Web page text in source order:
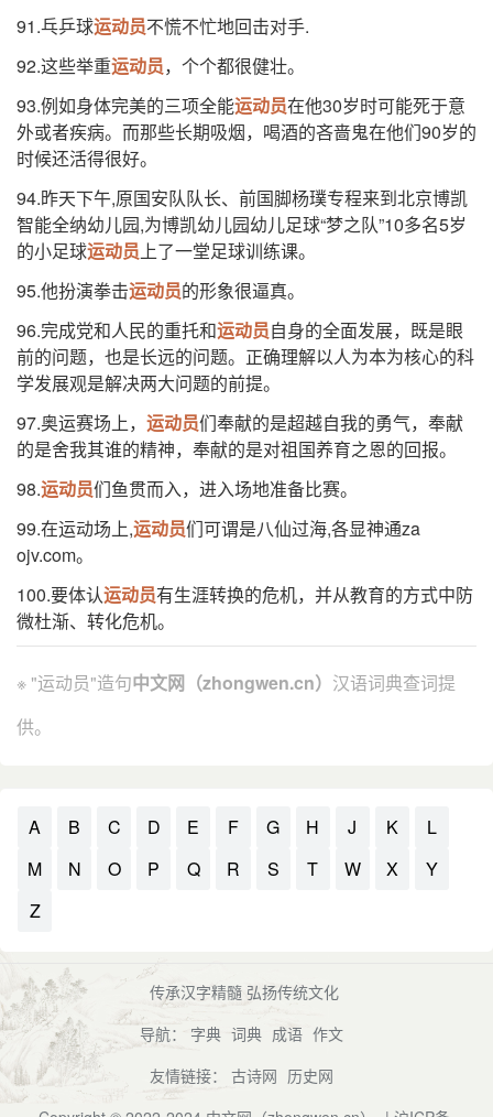
91.乓乒球运动员不慌不忙地回击对手.
92.这些举重运动员，个个都很健壮。
93.例如身体完美的三项全能运动员在他30岁时可能死于意
外或者疾病。而那些长期吸烟，喝酒的吝啬鬼在他们90岁的
时候还活得很好。
94.昨天下午,原国安队队长、前国脚杨璞专程来到北京博凯
智能全纳幼儿园,为博凯幼儿园幼儿足球“梦之队”10多名5岁
的小足球运动员上了一堂足球训练课。
95.他扮演拳击运动员的形象很逼真。
96.完成党和人民的重托和运动员自身的全面发展，既是眼
前的问题，也是长远的问题。正确理解以人为本为核心的科
学发展观是解决两大问题的前提。
97.奥运赛场上， 运动员们奉献的是超越自我的勇气，奉献
的是舍我其谁的精神，奉献的是对祖国养育之恩的回报。
98.运动员们鱼贯而入，进入场地准备比赛。
99.在运动场上,运动员们可谓是八仙过海,各显神通za
ojv.com。
100.要体认运动员有生涯转换的危机，并从教育的方式中防
微杜渐、转化危机。
※ "运动员"造句中文网（zhongwen.cn） 汉语词典查词提
供。
A B C D E F G H J K
L
M
N O P Q R S T W X
Y
Z
传承汉字精髓 弘扬传统文化
导航： 字典 词典 成语 作文
友情链接： 古诗网 历史网